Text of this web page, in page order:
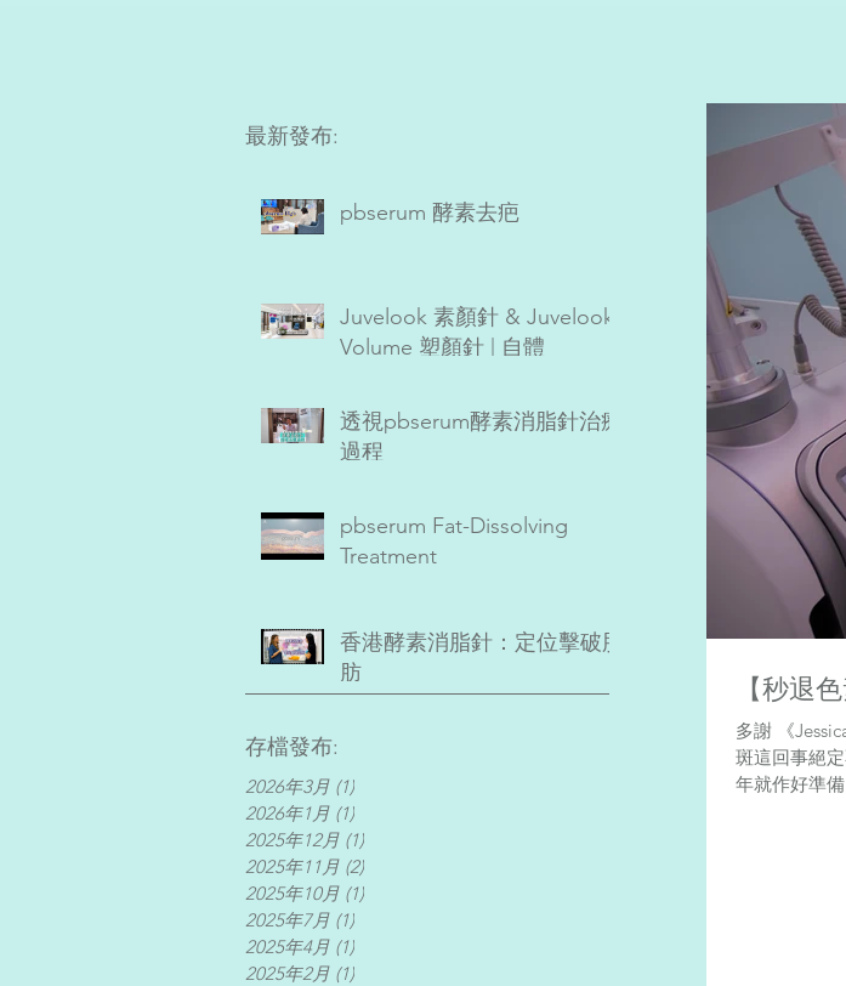
最新發布:
pbserum 酵素去疤
Juvelook 素顏針 & Juvelook
Volume 塑顏針 | 自體
透視pbserum酵素消脂針治療
過程
pbserum Fat-Dissolving
Treatment
香港酵素消脂針：定位擊破脂
肪
存檔發布:
2026年3月 (1)
2026年1月 (1)
2025年12月 (1)
2025年11月 (2)
2025年10月 (1)
2025年7月 (1)
2025年4月 (1)
2025年2月 (1)
【秒退
多謝 《
斑這回事絕
年就作好準